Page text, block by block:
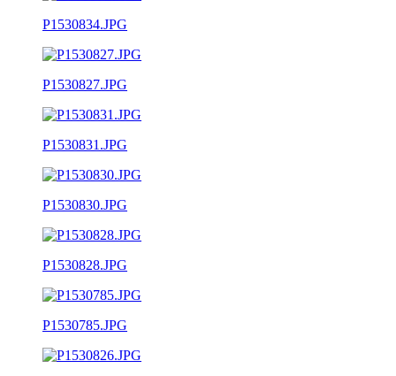
P1530834.JPG
P1530827.JPG
P1530831.JPG
P1530830.JPG
P1530828.JPG
P1530785.JPG